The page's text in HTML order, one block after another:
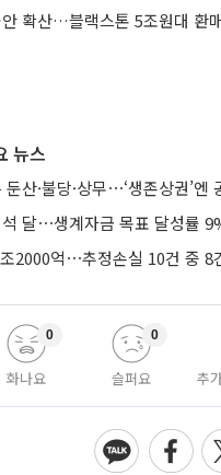
확산…블랙스톤 5조원대 환
뉴스
화나요
0
슬퍼요
0
추